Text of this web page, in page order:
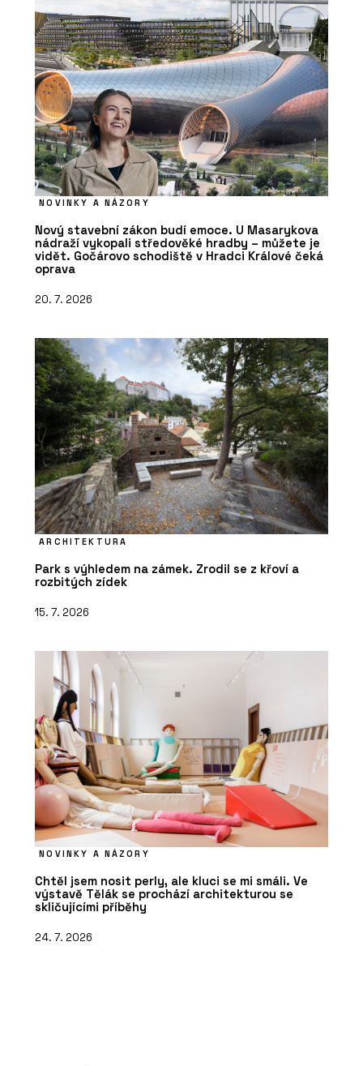
NOVINKY A NÁZORY
Nový stavební zákon budí emoce. U Masarykova
nádraží vykopali středověké hradby – můžete je
vidět. Gočárovo schodiště v Hradci Králové čeká
oprava
20. 7. 2026
ARCHITEKTURA
Park s výhledem na zámek. Zrodil se z křoví a
rozbitých zídek
15. 7. 2026
NOVINKY A NÁZORY
Chtěl jsem nosit perly, ale kluci se mi smáli. Ve
výstavě Tělák se prochází architekturou se
skličujícími příběhy
24. 7. 2026